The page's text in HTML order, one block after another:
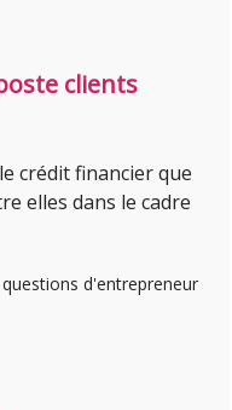
clients
crédit financier que
elles dans le cadre
d'entrepreneur